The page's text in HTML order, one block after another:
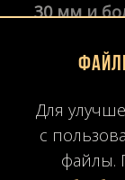
30 мм и
где
Толстые
Для
с
файлы.